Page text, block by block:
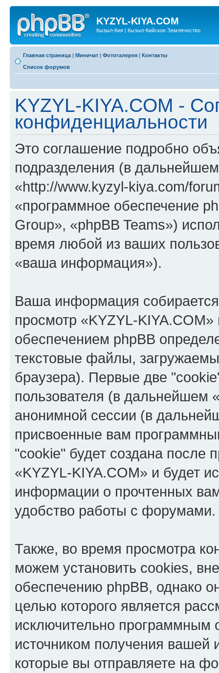
KYZYL-KIYA.COM
Кызыл-Кия | Кызыл-Кийское Землячество
Главная страница | Миничат | Фотогалерея | Контакты
Список форумов
KYZYL-KIYA.COM -
конфиденциальности
Это соглашение подробно
подразделения (в
«http://www.kyzyl-kiya.com/
«программное обеспечение
Group», «phpBB Teams»)
время любой из ваших
«ваша информация»).
Ваша информация
просмотр «KYZYL-
обеспечением phpBB
текстовые файлы,
браузера). Первые две
пользователя (в дальнейшем
анонимной сессии (в
присвоенные вам
"cookie" будет создана после
«KYZYL-KIYA.COM» и будет
информации о прочтенных
удобство работы с форумами.
Также, во время просмотра
можем установить cookies,
обеспечению phpBB, однако
целью которого является
исключительно программным
источником получения
которые вы отправляете на